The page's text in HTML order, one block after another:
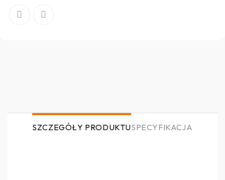
SZCZEGÓŁY PRODUKTUSPECYFIKACJA